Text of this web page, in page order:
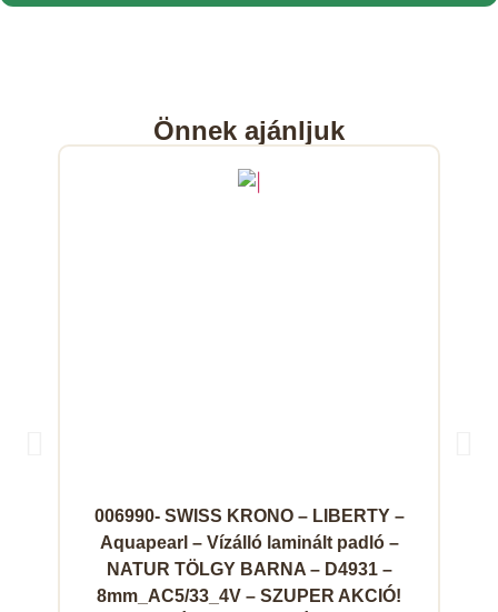
Önnek ajánljuk
006990- SWISS KRONO – LIBERTY –
Aquapearl – Vízálló laminált padló –
NATUR TÖLGY BARNA – D4931 –
8mm_AC5/33_4V – SZUPER AKCIÓ!